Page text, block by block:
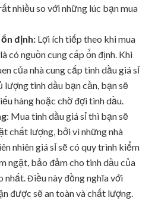
nhiều so với những lúc bạn mua
định: Lợi ích tiếp theo khi mua
có nguồn cung cấp ổn định. Khi
của nhà cung cấp tinh dầu giá sỉ
lượng tinh dầu bạn cần, bạn sẽ
hàng hoặc chờ đợi tinh dầu.
: Mua tinh dầu giá sỉ thì bạn sẽ
chất lượng, bởi vì những nhà
nhiên giá sỉ sẽ có quy trình kiểm
ngặt, bảo đảm cho tinh dầu của
nhất. Điều này đồng nghĩa với
được sẽ an toàn và chất lượng.